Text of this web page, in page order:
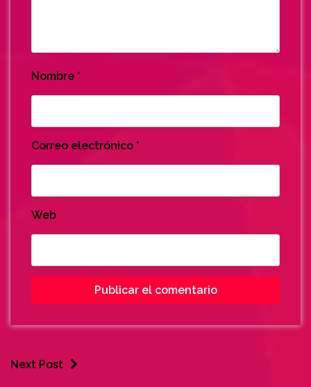
Nombre *
Correo electrónico *
Web
Next Post